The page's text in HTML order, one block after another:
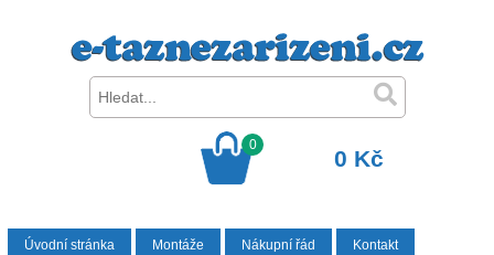
0
0 Kč
Úvodní stránka Montáže Nákupní řád Kontakt